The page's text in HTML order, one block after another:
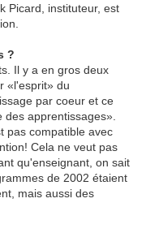
Picard, instituteur, est
?
Il y a en gros deux
«l'esprit» du
par coeur et ce
apprentissages».
pas compatible avec
Cela ne veut pas
qu'enseignant, on sait
de 2002 étaient
mais aussi des